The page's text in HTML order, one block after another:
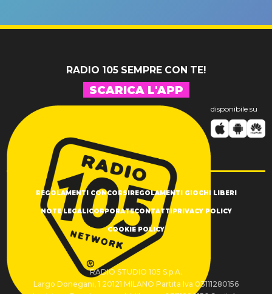
RADIO 105 SEMPRE CON TE!
SCARICA L'APP
disponibile su
REGOLAMENTI CONCORSI REGOLAMENTI GIOCHI LIBERI
NOTE LEGALI CORPORATECONTATTI PRIVACY POLICY
COOKIE POLICY
RADIO STUDIO 105 S.p.A.
Largo Donegani, 1 20121 MILANO Partita Iva 03111280156